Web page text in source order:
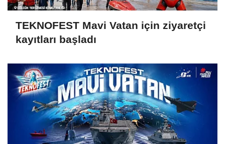
TEKNOFEST Mavi Vatan için ziyaretçi
kayıtları başladı